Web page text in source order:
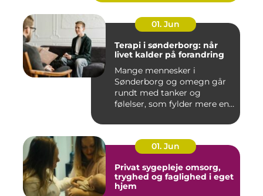
01. Jun
Terapi i sønderborg: når
livet kalder på forandring
Mange mennesker i
Sønderborg og omegn går
rundt med tanker og
følelser, som fylder mere end
01. Jun
Privat sygepleje omsorg,
tryghed og faglighed i eget
hjem